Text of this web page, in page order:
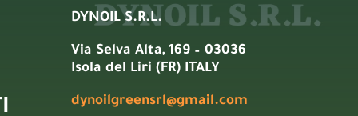
DYNOIL S.R.L.
Via Selva Alta, 169 – 03036
Isola del Liri (FR) ITALY
dynoilgreensrl@gmail.com